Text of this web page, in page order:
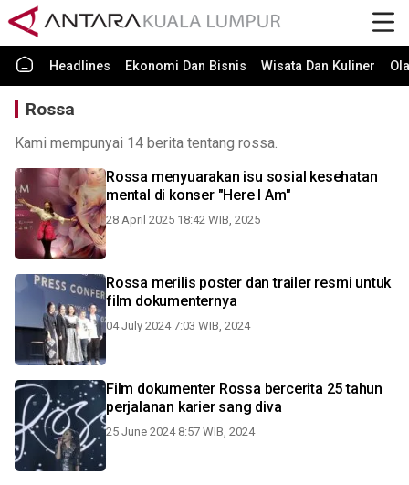
Headlines Ekonomi Dan Bisnis Wisata Dan Kuliner
Rossa
Kami mempunyai 14 berita tentang rossa.
Rossa menyuarakan isu sosial kesehatan
mental di konser "Here I Am"
28 April 2025 18:42 WIB, 2025
Rossa merilis poster dan trailer resmi untuk
film dokumenternya
04 July 2024 7:03 WIB, 2024
Film dokumenter Rossa bercerita 25 tahun
perjalanan karier sang diva
25 June 2024 8:57 WIB, 2024